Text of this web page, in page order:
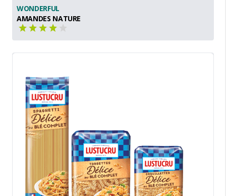
WONDERFUL
AMANDES NATURE